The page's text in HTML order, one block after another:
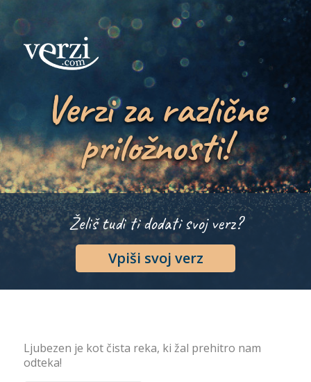
Verzi za različne
priložnosti!
Želiš tudi ti dodati svoj verz?
Vpiši svoj verz
Ljubezen je kot čista reka, ki žal prehitro nam
odteka!